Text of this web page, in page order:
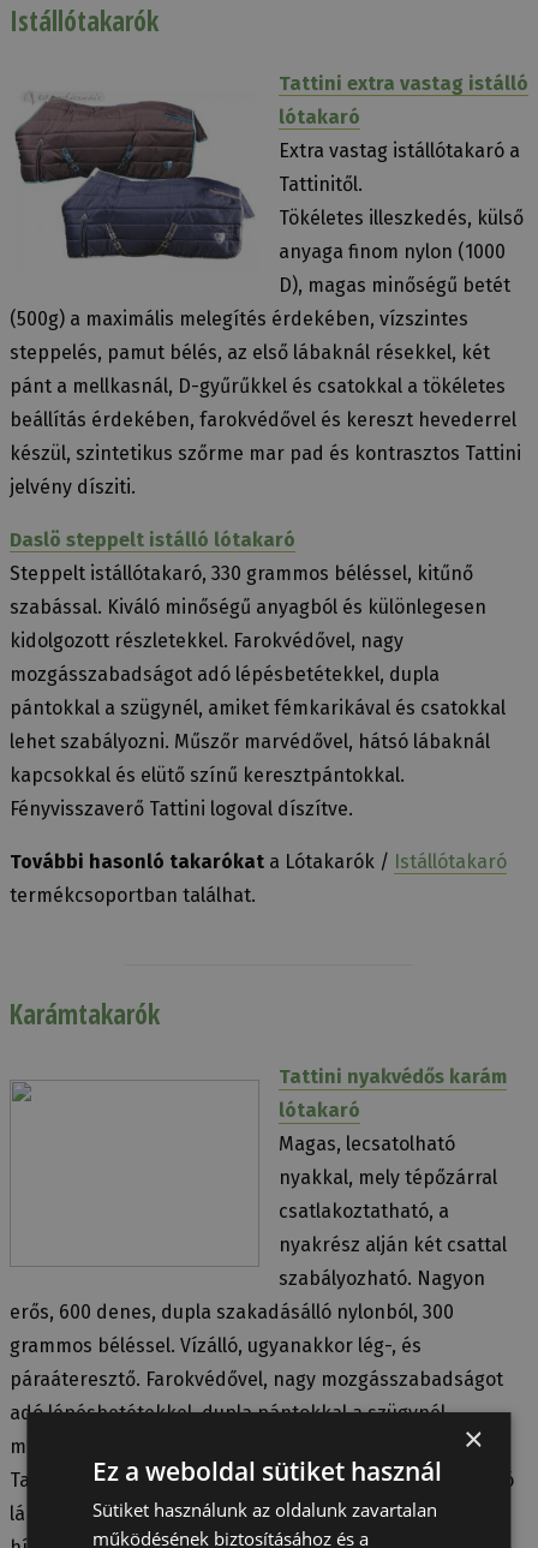
Istállótakarók
Tattini extra vastag istálló
lótakaró
Extra vastag istállótakaró a
Tattinitől.
Tökéletes illeszkedés, külső
anyaga finom nylon (1000
D), magas minőségű betét
(500g) a maximális melegítés érdekében, vízszintes
steppelés, pamut bélés, az első lábaknál résekkel, két
pánt a mellkasnál, D-gyűrűkkel és csatokkal a tökéletes
beállítás érdekében, farokvédővel és kereszt hevederrel
készül, szintetikus szőrme mar pad és kontrasztos Tattini
jelvény dísziti.
Daslö steppelt istálló lótakaró
Steppelt istállótakaró, 330 grammos béléssel, kitűnő
szabással. Kiváló minőségű anyagból és különlegesen
kidolgozott részletekkel. Farokvédővel, nagy
mozgásszabadságot adó lépésbetétekkel, dupla
pántokkal a szügynél, amiket fémkarikával és csatokkal
lehet szabályozni. Műszőr marvédővel, hátsó lábaknál
kapcsokkal és elütő színű keresztpántokkal.
Fényvisszaverő Tattini logoval díszítve.
További hasonló takarókat a Lótakarók / Istállótakaró
termékcsoportban találhat.
Karámtakarók
Tattini nyakvédős karám
lótakaró
Magas, lecsatolható
nyakkal, mely tépőzárral
csatlakoztatható, a
nyakrész alján két csattal
szabályozható. Nagyon
erős, 600 denes, dupla szakadásálló nylonból, 300
grammos béléssel. Vízálló, ugyanakkor lég-, és
páraáteresztő. Farokvédővel, nagy mozgásszabadságot
adó lépésbetétekkel, dupla pántokkal a szügynél,
melyeket fémkarikával és csatokkal lehet szabályozni.
Tattini felirat a színben elütő szegélyű pántokon, a hátsó
lábaknál csatokkal. Színben eltérő Tattini logo és leveles
×
Ez a weboldal sütiket használ
Sütiket használunk az oldalunk zavartalan
működésének biztosításához és a